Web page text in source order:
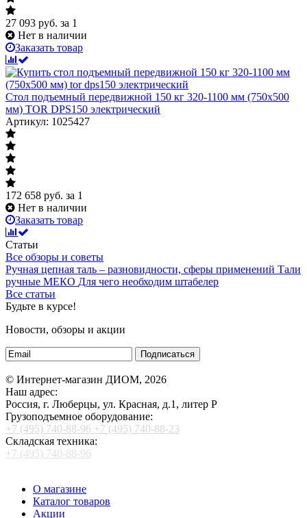
27 093 руб. за 1
Нет в наличии
Заказать товар
Стол подъемный передвижной 150 кг 320-1100 мм (750х500
мм) TOR DPS150 электрический
Артикул: 1025427
172 658 руб. за 1
Нет в наличии
Заказать товар
Статьи
Все обзоры и советы
Ручная цепная таль – разновидности, сферы применений Тали
ручные МЕКО Для чего необходим штабелер
Все статьи
Будьте в курсе!
Новости, обзоры и акции
Подписаться
© Интернет-магазин ДИОМ, 2026
Наш адрес:
Россия, г. Люберцы, ул. Красная, д.1, литер Р
Грузоподъемное оборудование:
+7 (495) 740-88-96 +7 (495) 740-88-23
Складская техника:
+7 (495) 740-88-96
О магазине
Каталог товаров
Акции